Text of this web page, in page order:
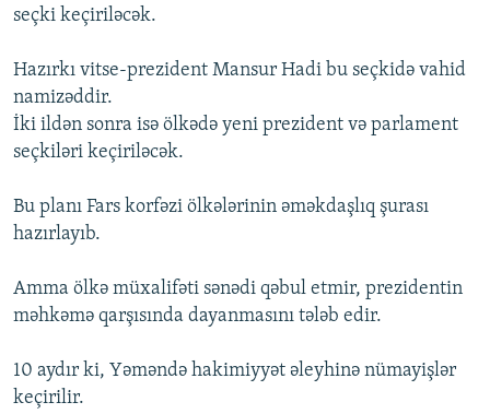
İZ - MƏDƏNIYYƏT PROQRAMI
MATERIALLARIMIZDAN ISTIFADƏ
AZADLIQRADIOSU MOBIL TELEFONUNUZDA
BIZIMLƏ ƏLAQƏ
XƏBƏR BÜLLETENLƏRIMIZ
RFE/RL-in bütün saytları
seçki keçiriləcək.
Hazırkı vitse-prezident Mansur Hadi bu seçkidə vahid
namizəddir.
İki ildən sonra isə ölkədə yeni prezident və parlament
seçkiləri keçiriləcək.
Bu planı Fars korfəzi ölkələrinin əməkdaşlıq şurası
hazırlayıb.
Amma ölkə müxalifəti sənədi qəbul etmir, prezidentin
məhkəmə qarşısında dayanmasını tələb edir.
10 aydır ki, Yəməndə hakimiyyət əleyhinə nümayişlər
keçirilir.